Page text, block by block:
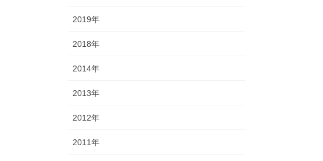
2019年
2018年
2014年
2013年
2012年
2011年